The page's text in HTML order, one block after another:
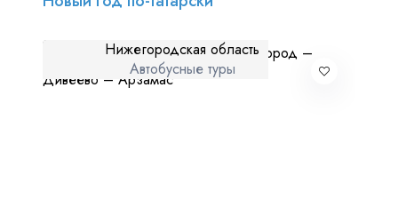
Нижегородская область
Автобусные туры